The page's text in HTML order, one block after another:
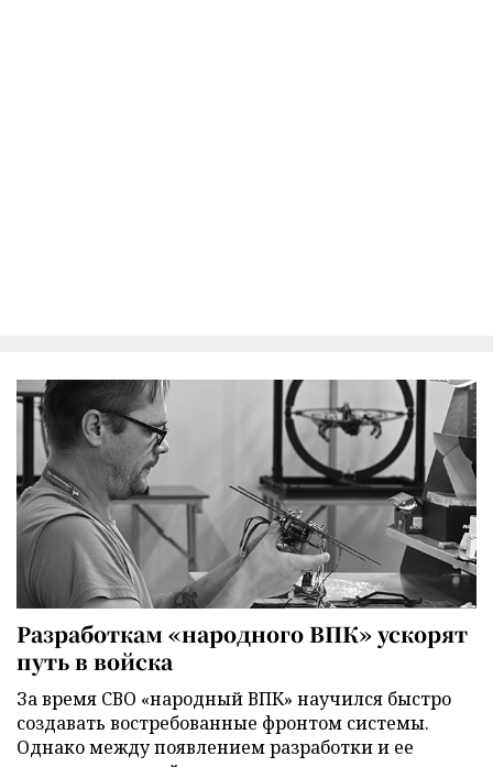
Разработкам «народного ВПК» ускорят
путь в войска
За время СВО «народный ВПК» научился быстро
создавать востребованные фронтом системы.
Однако между появлением разработки и ее